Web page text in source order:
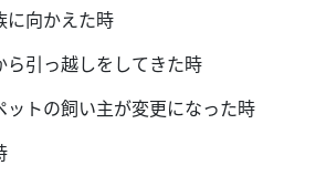
に向かえた時
ら引っ越しをしてきた時
ットの飼い主が変更になった時